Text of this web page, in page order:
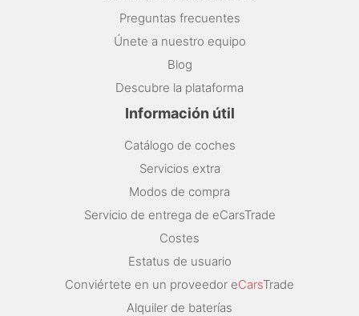
Preguntas frecuentes
Únete a nuestro equipo
Blog
Descubre la plataforma
Información útil
Catálogo de coches
Servicios extra
Modos de compra
Servicio de entrega de eCarsTrade
Costes
Estatus de usuario
Conviértete en un proveedor eCarsTrade
Alquiler de baterías